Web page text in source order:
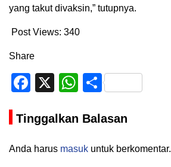
yang takut divaksin,” tutupnya.
Post Views: 340
Share
Facebook
X WhatsApp
Share
Tinggalkan Balasan
Anda harus masuk untuk berkomentar.